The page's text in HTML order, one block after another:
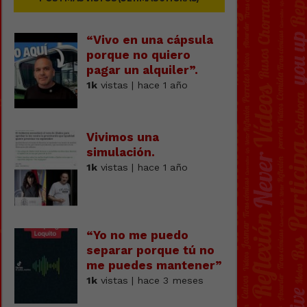
“Vivo en una cápsula
porque no quiero
pagar un alquiler”.
1kvistas | hace 1 año
Vivimos una
simulación.
1kvistas | hace 1 año
“Yo no me puedo
separar porque tú no
me puedes mantener”
1kvistas | hace 3 meses